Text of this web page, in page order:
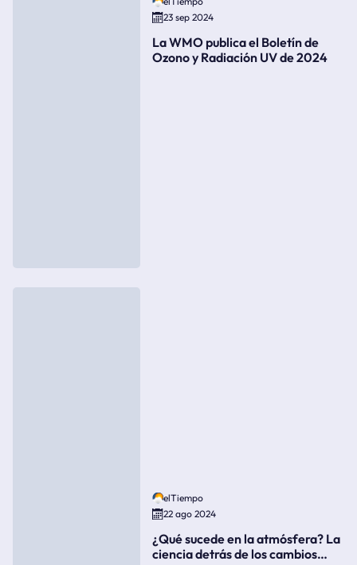
23 sep 2024
La WMO publica el Boletín de
Ozono y Radiación UV de 2024
elTiempo
22 ago 2024
¿Qué sucede en la atmósfera? La
ciencia detrás de los cambios